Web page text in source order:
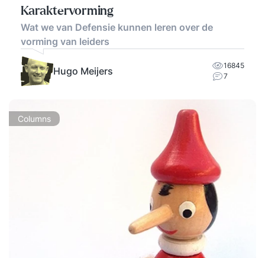
Karaktervorming
Wat we van Defensie kunnen leren over de
vorming van leiders
Hugo Meijers
16845
7
Columns